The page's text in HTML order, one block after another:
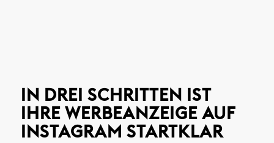
IN DREI SCHRITTEN IST
IHRE WERBEANZEIGE AUF
INSTAGRAM STARTKLAR